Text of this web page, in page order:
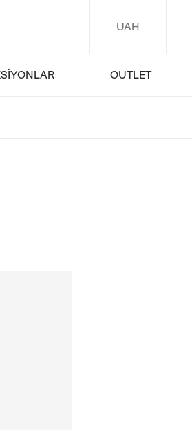
UAH
OUTLET